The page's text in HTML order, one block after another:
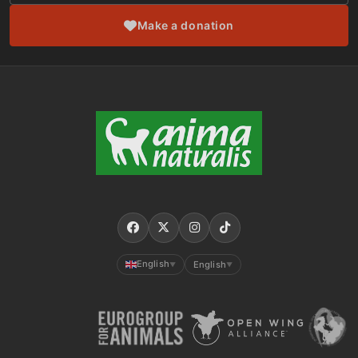
Make a donation
English ▼ English ▼